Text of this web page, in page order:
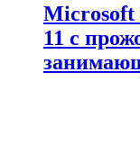
Microsoft
11 с